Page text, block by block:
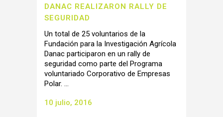
DANAC REALIZARON RALLY DE
SEGURIDAD
Un total de 25 voluntarios de la
Fundación para la Investigación Agrícola
Danac participaron en un rally de
seguridad como parte del Programa
voluntariado Corporativo de Empresas
Polar. ...
10 julio, 2016